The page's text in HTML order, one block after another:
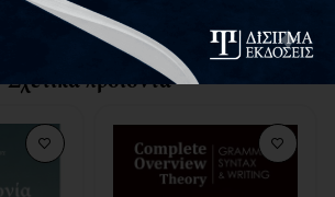
Σχετικά προϊόντα